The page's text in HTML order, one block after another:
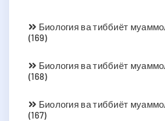
Биология ва тиббиёт
(169)
Биология ва тиббиёт
(168)
Биология ва тиббиёт
(167)